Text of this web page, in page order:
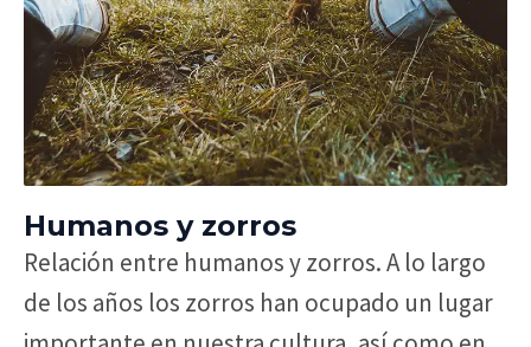
Humanos y zorros
Relación entre humanos y zorros. A lo largo
de los años los zorros han ocupado un lugar